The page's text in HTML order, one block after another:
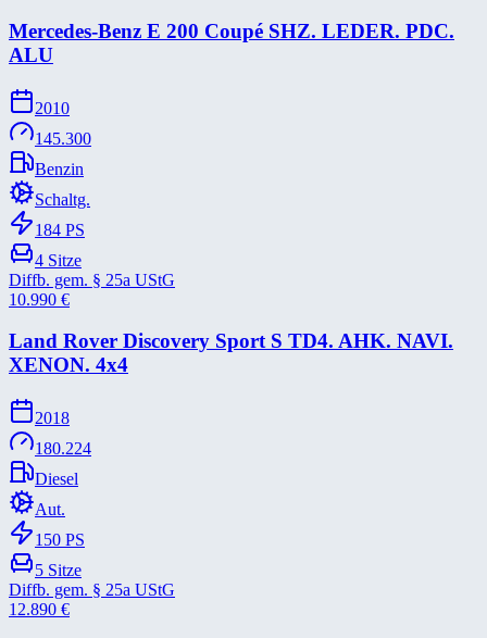
Mercedes-​Benz E 200 Coupé SHZ. LEDER. PDC.
ALU
2010
145.300
Benzin
Schaltg.
184 PS
4 Sitze
Diffb. gem. § 25a UStG
10.990 €
Land Rover Discovery Sport S TD4. AHK. NAVI.
XENON. 4x4
2018
180.224
Diesel
Aut.
150 PS
5 Sitze
Diffb. gem. § 25a UStG
12.890 €